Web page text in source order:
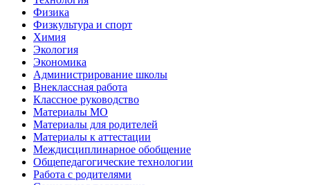
Физика
Физкультура и спорт
Химия
Экология
Экономика
Администрирование школы
Внеклассная работа
Классное руководство
Материалы МО
Материалы для родителей
Материалы к аттестации
Междисциплинарное обобщение
Общепедагогические технологии
Работа с родителями